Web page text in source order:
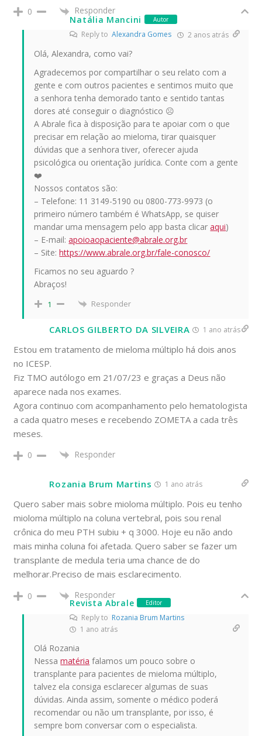
0
Responder
Natália Mancini
Autor
Reply toAlexandra Gomes 2 anos atrás
Olá, Alexandra, como vai?
Agradecemos por compartilhar o seu relato com a
gente e com outros pacientes e sentimos muito que
a senhora tenha demorado tanto e sentido tantas
dores até conseguir o diagnóstico ☹️
A Abrale fica à disposição para te apoiar com o que
precisar em relação ao mieloma, tirar quaisquer
dúvidas que a senhora tiver, oferecer ajuda
psicológica ou orientação jurídica. Conte com a gente
❤️
Nossos contatos são:
– Telefone: 11 3149-5190 ou 0800-773-9973 (o
primeiro número também é WhatsApp, se quiser
mandar uma mensagem pelo app basta clicaraqui)
– E-mail:apoioaopaciente@abrale.org.br
– Site:https://www.abrale.org.br/fale-conosco/
Ficamos no seu aguardo ?
Abraços!
1 Responder
CARLOS GILBERTO DA SILVEIRA 1 ano atrás
Estou em tratamento de mieloma múltiplo há dois anos
no ICESP.
Fiz TMO autólogo em 21/07/23 e graças a Deus não
aparece nada nos exames.
Agora continuo com acompanhamento pelo hematologista
a cada quatro meses e recebendo ZOMETA a cada três
meses.
0 Responder
Rozania Brum Martins 1 ano atrás
Quero saber mais sobre mioloma múltiplo. Pois eu tenho
mioloma múltiplo na coluna vertebral, pois sou renal
crônica do meu PTH subiu + q 3000. Hoje eu não ando
mais minha coluna foi afetada. Quero saber se fazer um
transplante de medula teria uma chance de do
melhorar.Preciso de mais esclarecimento.
0 Responder
Revista Abrale Editor
Reply toRozania Brum Martins
1 ano atrás
Olá Rozania
Nessamatéria falamos um pouco sobre o
transplante para pacientes de mieloma múltiplo,
talvez ela consiga esclarecer algumas de suas
dúvidas. Ainda assim, somente o médico poderá
recomendar ou não um transplante, por isso, é
sempre bom conversar com o especialista.